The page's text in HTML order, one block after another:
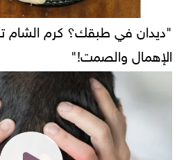
"ديدان في طبقك؟ كرم الشام
الإهمال والصمت!"